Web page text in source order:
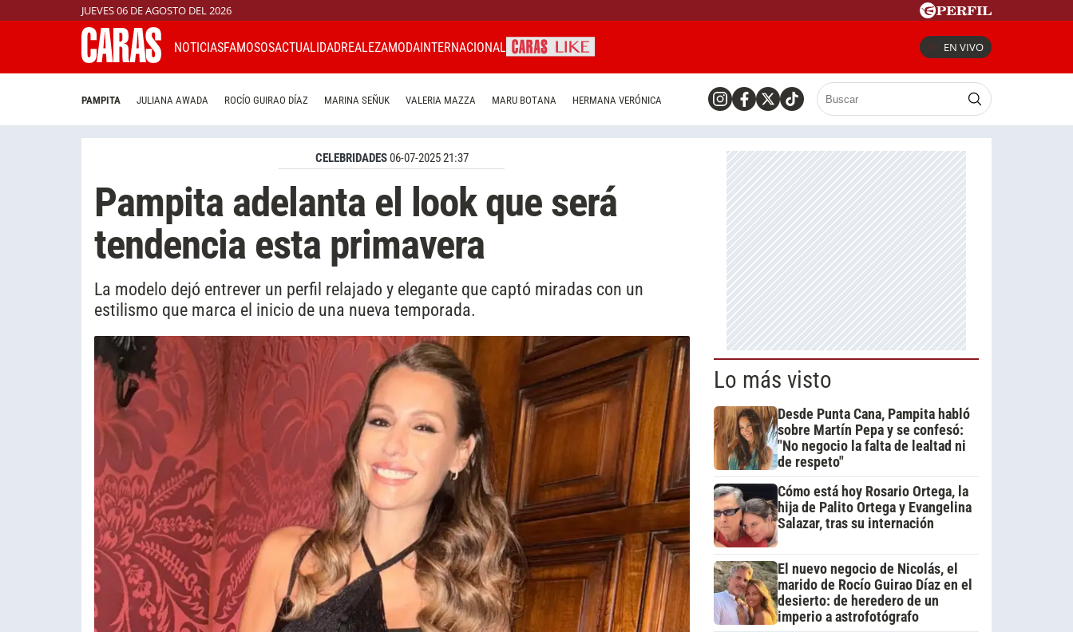
JUEVES 06 DE AGOSTO DEL 2026
NOTICIASFAMOSOSACTUALIDADREALEZAMODAINTERNACIONAL EN VIVO
PAMPITA JULIANA AWADA ROCÍO GUIRAO DÍAZ MARINA SEÑUK VALERIA MAZZA MARU BOTANA HERMANA VERÓNICA
CELEBRIDADES06-07-2025 21:37
Pampita adelanta el look que será
tendencia esta primavera
La modelo dejó entrever un perfil relajado y elegante que captó miradas con un
estilismo que marca el inicio de una nueva temporada.
Lo más visto
Desde Punta Cana, Pampita habló
sobre Martín Pepa y se confesó:
"No negocio la falta de lealtad ni
de respeto"
Cómo está hoy Rosario Ortega, la
hija de Palito Ortega y Evangelina
Salazar, tras su internación
El nuevo negocio de Nicolás, el
marido de Rocío Guirao Díaz en el
desierto: de heredero de un
imperio a astrofotógrafo